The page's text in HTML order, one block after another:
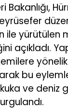
Bakanlığı,
ile yürütülen
açıkladı.
bu
ve deniz